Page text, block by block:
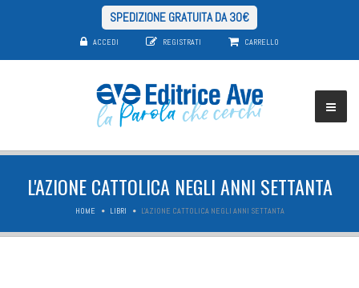
SPEDIZIONE GRATUITA DA 30€
ACCEDI REGISTRATI CARRELLO
L'AZIONE CATTOLICA NEGLI ANNI SETTANTA
HOME LIBRI L'AZIONE CATTOLICA NEGLI ANNI SETTANTA